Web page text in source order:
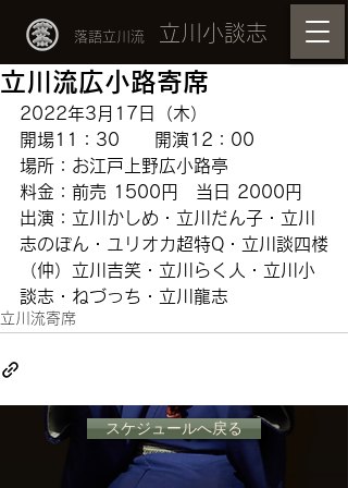
落語立川流 立川小談志
立川流広小路寄席
2022年3月17日（木）
開場11：30　　開演12：00
場所：お江戸上野広小路亭
料金：前売 1500円　当日 2000円
出演：立川かしめ・立川だん子・立川
志のぽん・ユリオカ超特Q・立川談四楼
（仲）立川吉笑・立川らく人・立川小
談志・ねづっち・立川龍志
立川流寄席
スケジュールへ戻る